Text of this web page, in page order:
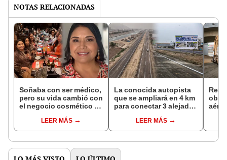
NOTAS RELACIONADAS
Soñaba con ser médico,
pero su vida cambió con
el negocio cosmético y
trabajadoras en Lima
Norte: "El secreto fue la
LEER MÁS
La conocida autopista
que se ampliará en 4 km
para conectar 3 alejados
será alterna a la
Carretera Central
LEER MÁS